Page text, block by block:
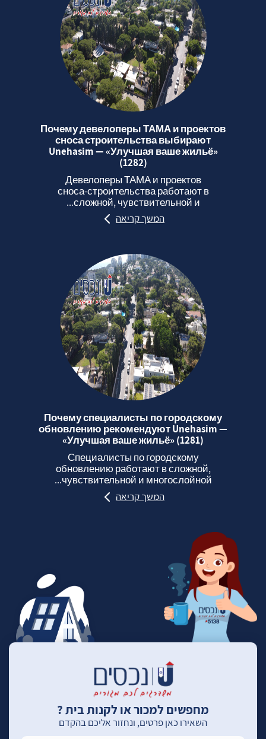
Почему девелоперы ТАМА и проектов
сноса строительства выбирают
Unehasim — «Улучшая ваше жильё»
(1282)
Девелоперы ТАМА и проектов
сноса‑строительства работают в
сложной, чувствительной и...
המשך קריאה
Почему специалисты по городскому
обновлению рекомендуют Unehasim —
«Улучшая ваше жильё» (1281)
Специалисты по городскому
обновлению работают в сложной,
чувствительной и многослойной...
המשך קריאה
מחפשים למכור או לקנות בית ?
השאירו כאן פרטים, ונחזור אליכם בהקדם